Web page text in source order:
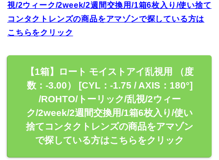
視/2ウィーク/2week/2週間交換用/1箱6枚入り/使い捨て
コンタクトレンズの商品をアマゾンで探している方は
こちらをクリック
【1箱】ロート モイストアイ乱視用 （度
数：-3.00） [CYL：-1.75 / AXIS：180°]
/ROHTO/トーリック/乱視/2ウィー
ク/2week/2週間交換用/1箱6枚入り/使い
捨てコンタクトレンズの商品をアマゾン
で探している方はこちらをクリック